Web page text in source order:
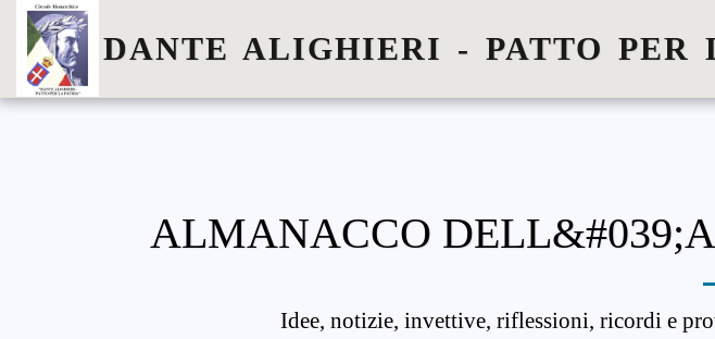
DANTE ALIGHIERI - PATTO PER
ALMANACCO
Idee, notizie, invettive, riflessioni, ricordi e